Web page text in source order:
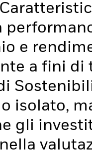
e
a fini di
isolato,
gli